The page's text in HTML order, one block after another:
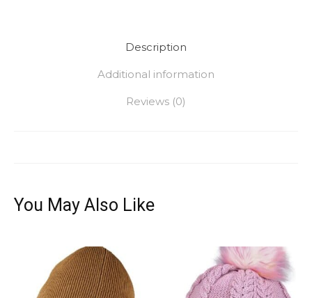
Description
Additional information
Reviews (0)
You May Also Like